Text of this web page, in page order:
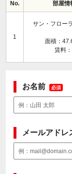
No. 部屋情
1
サン・フロー
面積：
賃料
お名前 必須
メールアドレ